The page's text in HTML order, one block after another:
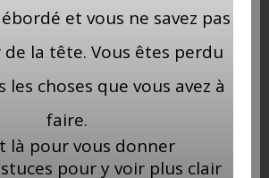
et vous ne savez pas
la tête. Vous êtes perdu
les choses que vous avez à
faire.
là pour vous donner
pour y voir plus clair